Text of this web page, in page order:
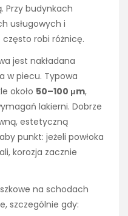
Przy budynkach
usługowych i
robi różnicę.
jest nakładana
w piecu. Typowa
około 50–100 μm,
lakierni. Dobrze
estetyczną
punkt: jeżeli powłoka
korozja zacznie
na schodach
szczególnie gdy: